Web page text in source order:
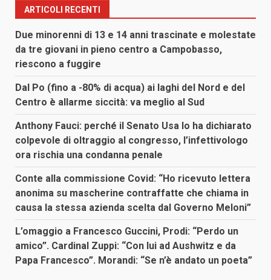
ARTICOLI RECENTI
Due minorenni di 13 e 14 anni trascinate e molestate
da tre giovani in pieno centro a Campobasso,
riescono a fuggire
Dal Po (fino a -80% di acqua) ai laghi del Nord e del
Centro è allarme siccità: va meglio al Sud
Anthony Fauci: perché il Senato Usa lo ha dichiarato
colpevole di oltraggio al congresso, l’infettivologo
ora rischia una condanna penale
Conte alla commissione Covid: “Ho ricevuto lettera
anonima su mascherine contraffatte che chiama in
causa la stessa azienda scelta dal Governo Meloni”
L’omaggio a Francesco Guccini, Prodi: “Perdo un
amico”. Cardinal Zuppi: “Con lui ad Aushwitz e da
Papa Francesco”. Morandi: “Se n’è andato un poeta”